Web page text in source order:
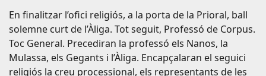
En finalitzar l’ofici religiós, a la porta de la Prioral, ball
solemne curt de l’Àliga. Tot seguit, Professó de Corpus.
Toc General. Precediran la professó els Nanos, la
Mulassa, els Gegants i l’Àliga. Encapçalaran el seguici
religiós la creu processional, els representants de les